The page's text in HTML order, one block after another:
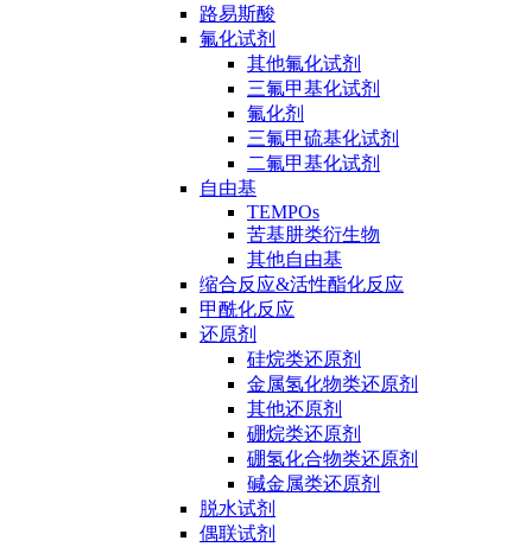
路易斯酸
氟化试剂
其他氟化试剂
三氟甲基化试剂
氟化剂
三氟甲硫基化试剂
二氟甲基化试剂
自由基
TEMPOs
苦基肼类衍生物
其他自由基
缩合反应&活性酯化反应
甲酰化反应
还原剂
硅烷类还原剂
金属氢化物类还原剂
其他还原剂
硼烷类还原剂
硼氢化合物类还原剂
碱金属类还原剂
脱水试剂
偶联试剂